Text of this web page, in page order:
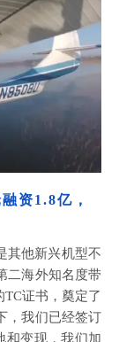
资1.8亿，
其他新兴机型不
二海外知名度带
证书，奠定了
，我们已经签订
和变现，我们加